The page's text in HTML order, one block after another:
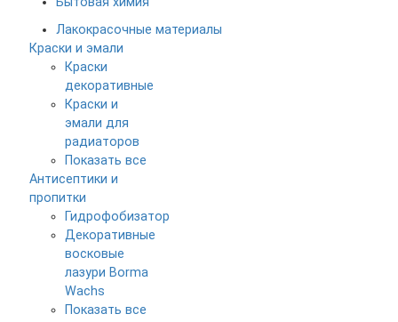
Лакокрасочные материалы
Краски и эмали
Краски
декоративные
Краски и
эмали для
радиаторов
Показать все
Антисептики и
пропитки
Гидрофобизатор
Декоративные
восковые
лазури Borma
Wachs
Показать все